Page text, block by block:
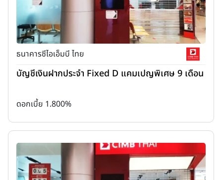
ธนาคารซีไอเอ็มบี ไทย
บัญชีเงินฝากประจำ Fixed D แคมเปญพิเศษ 9 เดือน
ดอกเบี้ย 1.800%